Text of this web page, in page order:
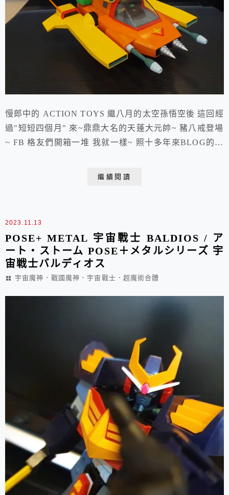
慢郎中的 ACTION TOYS 繼八月的太空孫悟空後 這回經
過"短短四個月" 來~鼎鼎大名的天蓬大元帥~ 豬八戒登場
~ FB 格友們開箱一堆 我就一樣~ 照十多年來BLOG的開
繼續閱讀
2023.11.13
POSE+ METAL 宇宙戰士 BALDIOS / ア
ート・ストーム POSE＋メタルシリーズ 宇
宙戦士バルディオス
宇宙魔神．戰國魔神．宇宙戰士．超魔術合體